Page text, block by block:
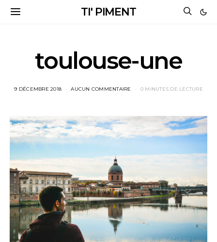
TI' PIMENT
toulouse-une
9 DÉCEMBRE 2018 AUCUN COMMENTAIRE 0 MINUTES DE LECTURE